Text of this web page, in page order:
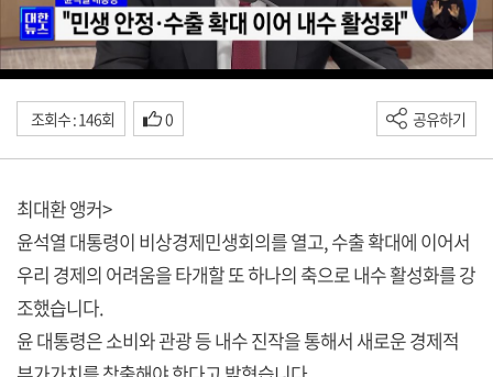
조회수 : 146회 0 공유하기
최대환 앵커>
윤석열 대통령이 비상경제민생회의를 열고, 수출 확대에 이어서
우리 경제의 어려움을 타개할 또 하나의 축으로 내수 활성화를 강
조했습니다.
윤 대통령은 소비와 관광 등 내수 진작을 통해서 새로운 경제적